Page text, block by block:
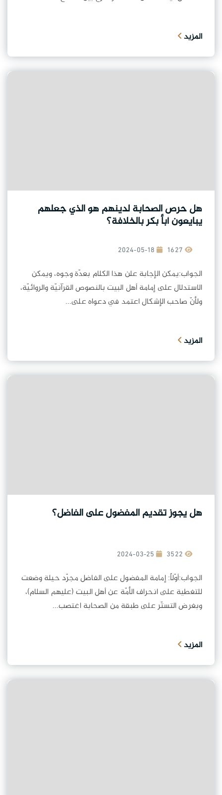
المزيد
هل حرص الصحابة لدينهم هو الذي جعلهم
يبايعون أبأ بكر بالخلافة؟
2024-05-18
الجواب:يمكن الإجابة علن هذا الكلام بعدّة وجوه، ويمكن
الاستدلال على إمامة أهل البيت بالنصوص القرآنيّة والروائيّة،
ولأنّ صاحب الإشكال اعتمد في دعواه على...
المزيد
هل يجوز تقديم المفضول على الفاضل؟
2024-03-25
الجواب:أوّلاً: إمامة المفضول على الفاضل مجرّد حيلة وضعت
للتغطية على انحراف الأمّة عن أهل البيت (عليهم السلام)،
وبغرض التستّر على طبقة من الصحابة اغتصب...
المزيد